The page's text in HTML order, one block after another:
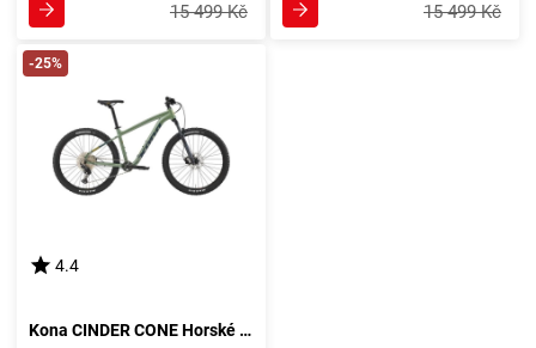
15 499 Kč 15 499 Kč
-25%
4.4
Kona CINDER CONE Horské kolo, zelené barvy